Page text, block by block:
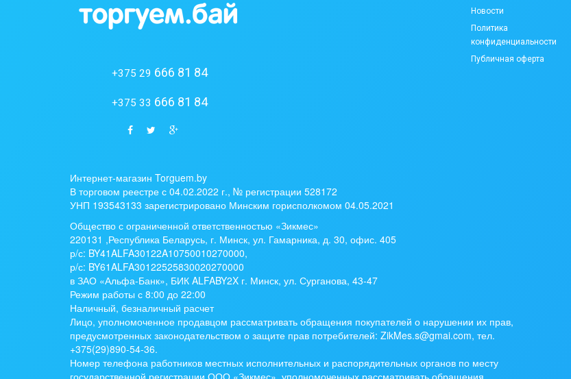
+375 29 666 81 84
+375 33 666 81 84
Новости
Политика
конфиденциальности
Публичная оферта
Интернет-магазин Torguem.by
В торговом реестре с 04.02.2022 г., № регистрации 528172
УНП 193543133 зарегистрировано Минским горисполкомом 04.05.2021
Общество с ограниченной ответственностью «Зикмес»
220131 ,Республика Беларусь, г. Минск, ул. Гамарника, д. 30, офис. 405
р/с: BY41ALFA30122A10750010270000,
р/с: BY61ALFA30122525830020270000
в ЗАО «Альфа-Банк», БИК ALFABY2X г. Минск, ул. Сурганова, 43-47
Режим работы с 8:00 до 22:00
Наличный, безналичный расчет
Лицо, уполномоченное продавцом рассматривать обращения покупателей о нарушении их прав,
предусмотренных законодательством о защите прав потребителей: ZikMes.s@gmai.com, тел.
+375(29)890-54-36.
Номер телефона работников местных исполнительных и распорядительных органов по месту